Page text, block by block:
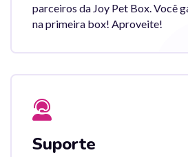
parceiros da Joy Pet Box. Você
na primeira box! Aproveite!
Suporte